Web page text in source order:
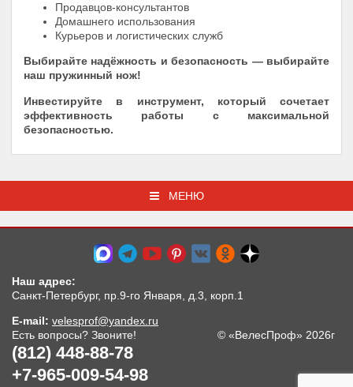
Продавцов-консультантов
Домашнего использования
Курьеров и логистических служб
Выбирайте надёжность и безопасность — выбирайте
наш пружинный нож!
Инвестируйте в инструмент, который сочетает
эффективность работы с максимальной
безопасностью.
МЕНЮ
Наш адрес:
Санкт-Петербург, пр.9-го Января, д.3, корп.1
E-mail: velesprof@yandex.ru
Есть вопросы? Звоните!
(812) 448-88-78
+7-965-009-54-98
© «ВелесПроф» 2026г